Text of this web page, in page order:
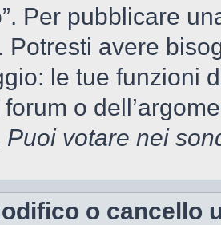
Per pubblicare
Potresti avere
le tue funzioni
o
Puoi votare nei
o cancello